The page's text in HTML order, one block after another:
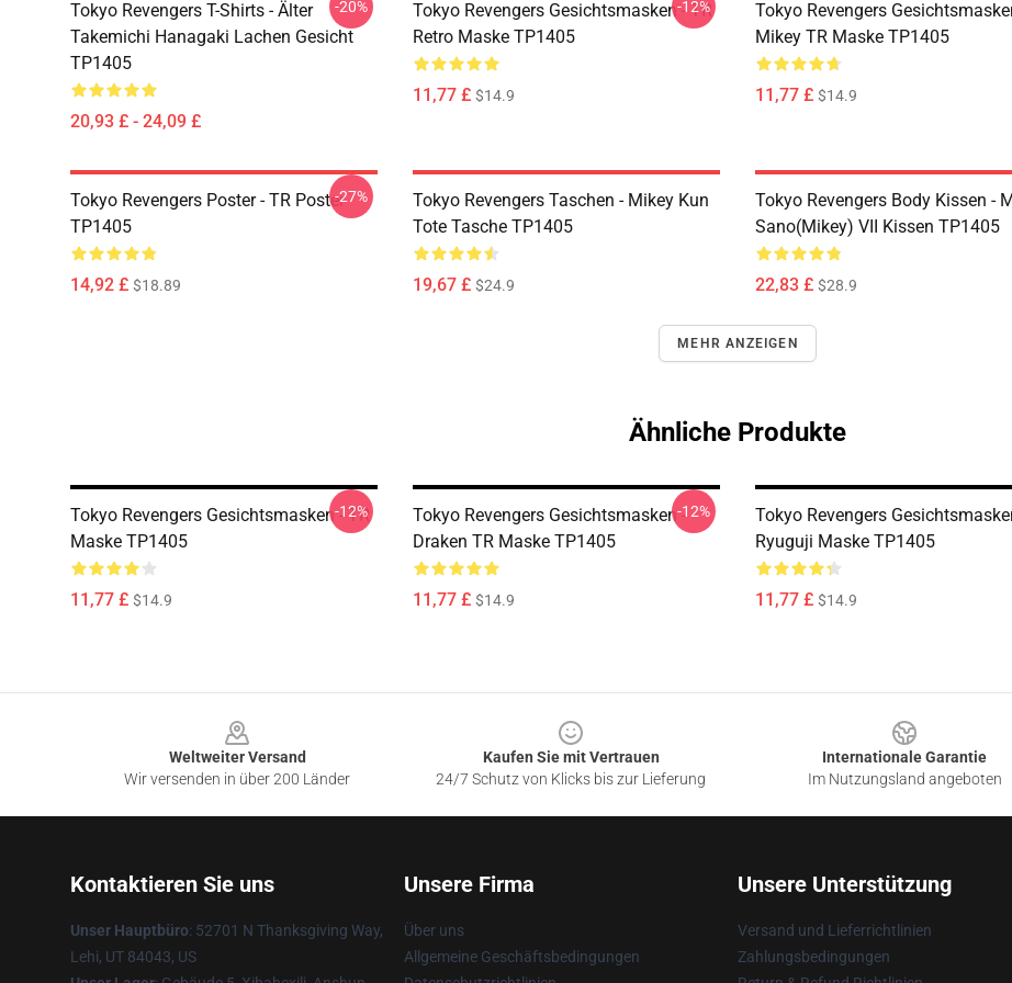
Tokyo Revengers T-Shirts - Älter
Takemichi Hanagaki Lachen Gesicht
TP1405
20,93 £ - 24,09 £
-20%
Tokyo Revengers Gesichtsmasken - TR
Retro Maske TP1405
11,77 £ $14.9
-12%
Tokyo Revengers
Mikey TR Maske TP1405
11,77 £ $14.9
Tokyo Revengers Poster - TR Poster
TP1405
14,92 £ $18.89
-27%
Tokyo Revengers Taschen - Mikey Kun
Tote Tasche TP1405
19,67 £ $24.9
Tokyo Revengers Body Kissen -
Sano(Mikey) VII Kissen TP1405
22,83 £ $28.9
MEHR ANZEIGEN
Ähnliche Produkte
Tokyo Revengers Gesichtsmasken - TR
Maske TP1405
11,77 £ $14.9
-12%
Tokyo Revengers Gesichtsmasken -
Draken TR Maske TP1405
11,77 £ $14.9
-12%
Tokyo Revengers
Ryuguji Maske TP1405
11,77 £ $14.9
Weltweiter Versand
Wir versenden in über 200 Länder
Kaufen Sie mit Vertrauen
24/7 Schutz von Klicks bis zur Lieferung
Internationale Garantie
Im Nutzungsland angeboten
Kontaktieren Sie uns
Unser Hauptbüro: 52701 N Thanksgiving Way,
Lehi, UT 84043, US
Unsere Firma
Über uns
Allgemeine Geschäftsbedingungen
Unsere Unterstützung
Versand und Lieferrichtlinien
Zahlungsbedingungen